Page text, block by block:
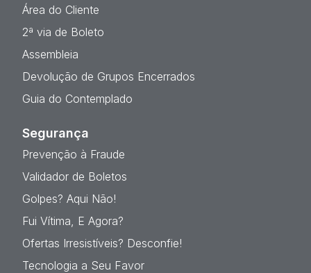
Área do Cliente
2ª via de Boleto
Assembleia
Devolução de Grupos Encerrados
Guia do Contemplado
Segurança
Prevenção à Fraude
Validador de Boletos
Golpes? Aqui Não!
Fui Vítima, E Agora?
Ofertas Irresistíveis? Desconfie!
Tecnologia a Seu Favor